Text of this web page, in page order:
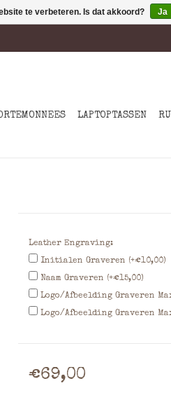
LAPTOPTASSEN
Leather Engraving:
Initialen Graveren (+€10,00)
Naam Graveren (+€15,00)
Logo/Afbeelding Graveren
Logo/Afbeelding Graveren
€69,00
te verbeteren. Is dat akkoord? Ja